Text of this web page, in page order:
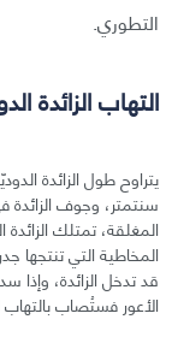
التطوري.
التهاب الزائدة
سنتمتر، وجوف الزائدة
المغلقة، تمتلك الزائدة
المخاطية التي تنتجها
قد تدخل الزائدة، وإذا
الأعور فستُصاب بالتهاب